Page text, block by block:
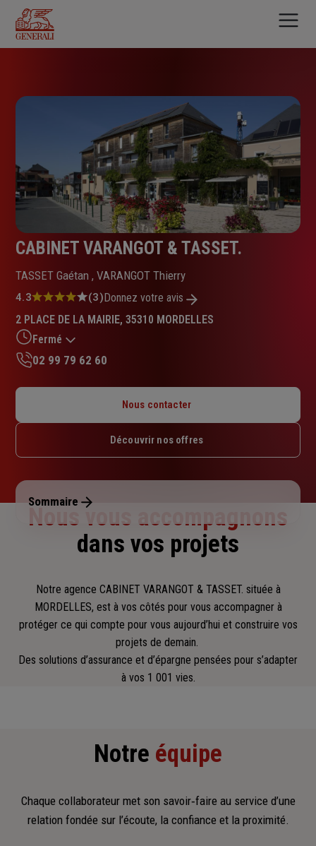
contenu
principal
CABINET VARANGOT & TASSET.
TASSET Gaétan , VARANGOT Thierry
Note
4.3
sur
5
étoiles
4.3 (3)Donnez votre avis
2 PLACE DE LA MAIRIE, 35310 MORDELLES
Fermé
Mardi : 09h – 12h / 14h – 18h
Jeudi : 09h – 12h / 14h – 18h
Dimanche : Fermé
02 99 79 62 60
Nous contacter
Découvrir nos offres
Sommaire
Nous vous accompagnons
dans vos projets
Notre agence CABINET VARANGOT & TASSET. située à
MORDELLES, est à vos côtés pour vous accompagner à
protéger ce qui compte pour vous aujourd’hui et construire vos
projets de demain.
Des solutions d’assurance et d’épargne pensées pour s’adapter
à vos 1 001 vies.
Notre équipe
Chaque collaborateur met son savoir‑faire au service d’une
relation fondée sur l’écoute, la confiance et la proximité.